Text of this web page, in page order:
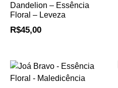
Dandelion – Essência
Floral – Leveza
R$45,00